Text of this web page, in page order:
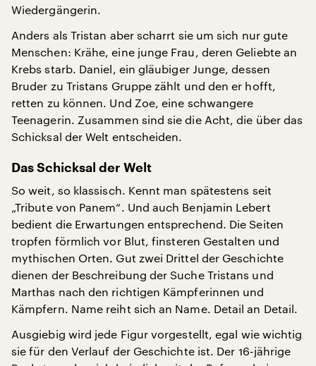
Wiedergängerin.
Anders als Tristan aber scharrt sie um sich nur gute
Menschen: Krähe, eine junge Frau, deren Geliebte an
Krebs starb. Daniel, ein gläubiger Junge, dessen
Bruder zu Tristans Gruppe zählt und den er hofft,
retten zu können. Und Zoe, eine schwangere
Teenagerin. Zusammen sind sie die Acht, die über das
Schicksal der Welt entscheiden.
Das Schicksal der Welt
So weit, so klassisch. Kennt man spätestens seit
„Tribute von Panem“. Und auch Benjamin Lebert
bedient die Erwartungen entsprechend. Die Seiten
tropfen förmlich vor Blut, finsteren Gestalten und
mythischen Orten. Gut zwei Drittel der Geschichte
dienen der Beschreibung der Suche Tristans und
Marthas nach den richtigen Kämpferinnen und
Kämpfern. Name reiht sich an Name. Detail an Detail.
Ausgiebig wird jede Figur vorgestellt, egal wie wichtig
sie für den Verlauf der Geschichte ist. Der 16-jährige